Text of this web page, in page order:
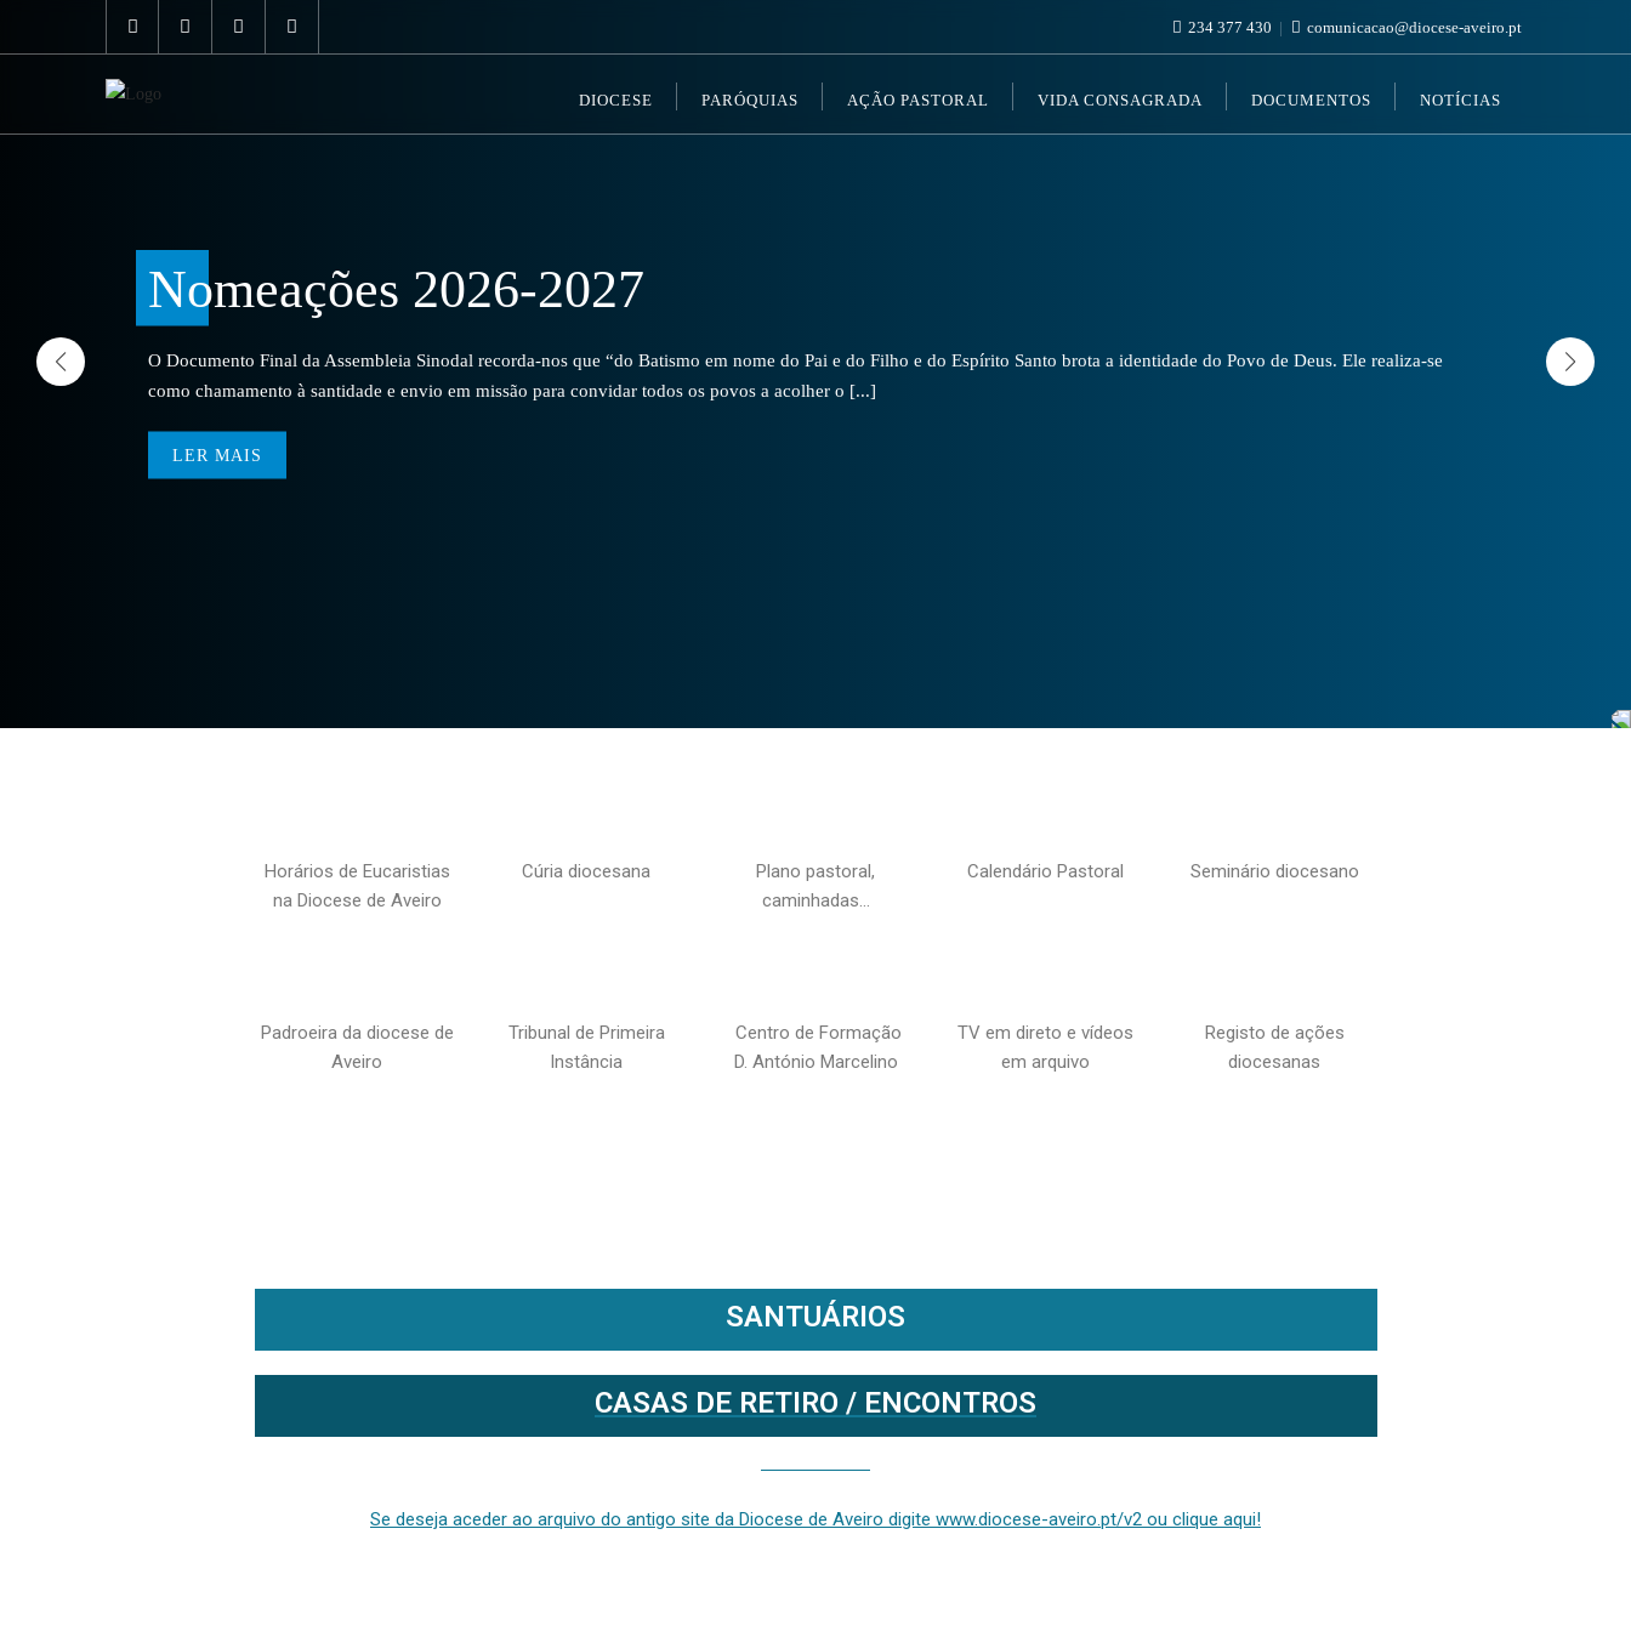
234 377 430 comunicacao@diocese-aveiro.pt
DIOCESE PARÓQUIAS AÇÃO PASTORAL VIDA CONSAGRADA DOCUMENTOS NOTÍCIAS
Nomeações 2026-2027
O Documento Final da Assembleia Sinodal recorda-nos que “do Batismo em nome do Pai e do Filho e do Espírito Santo brota a identidade do Povo de Deus. Ele realiza-se
como chamamento à santidade e envio em missão para convidar todos os povos a acolher o [...]
LER MAIS
Horários de Eucaristias
na Diocese de Aveiro
Cúria diocesana
Plano pastoral,
caminhadas…
Calendário Pastoral Seminário diocesano
Padroeira da diocese de
Aveiro
Tribunal de Primeira
Instância
Centro de Formação
D. António Marcelino
TV em direto e vídeos
em arquivo
Registo de ações
diocesanas
SANTUÁRIOS
CASAS DE RETIRO / ENCONTROS
Se deseja aceder ao arquivo do antigo site da Diocese de Aveiro digite www.diocese-aveiro.pt/v2 ou clique aqui!